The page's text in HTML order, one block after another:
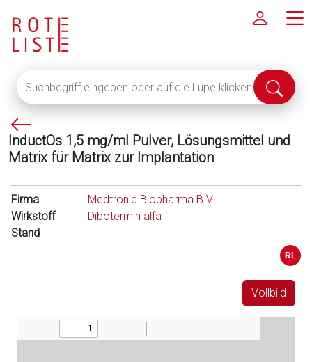
eingeben
oder
auf
die
Lupe
um
alle
Fachinformationen
Suche
P
f
e
l
l
i
n
InductOs 1,5 mg/ml Pulver, Lösungsmittel und
Matrix für Matrix zur Implantation
Firma
Medtronic Biopharma B.V.
Wirkstoff
Dibotermin alfa
Stand
Vollbild